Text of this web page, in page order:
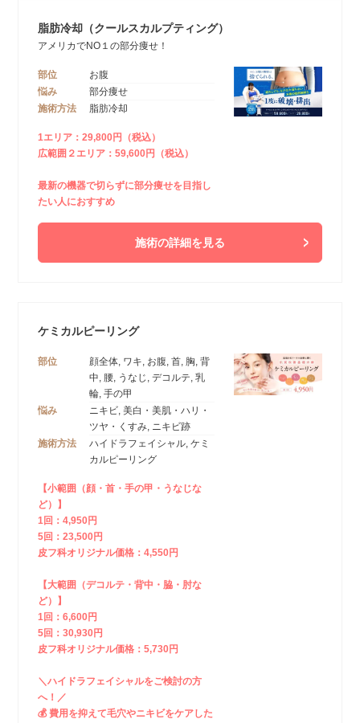
脂肪冷却（クールスカルプティング）
アメリカでNO１の部分痩せ！
部位
お腹
悩み
部分痩せ
施術方法
脂肪冷却
1エリア：29,800円（税込）
広範囲２エリア：59,600円（税込）
最新の機器で切らずに部分痩せを目指し
たい人におすすめ
施術の詳細を見る
ケミカルピーリング
部位
顔全体, ワキ, お腹, 首, 胸, 背
中, 腰, うなじ, デコルテ, 乳
輪, 手の甲
悩み
ニキビ, 美白・美肌・ハリ・
ツヤ・くすみ, ニキビ跡
施術方法
ハイドラフェイシャル, ケミ
カルピーリング
【小範囲（顔・首・手の甲・うなじな
ど）】
1回：4,950円
5回：23,500円
皮フ科オリジナル価格：4,550円
【大範囲（デコルテ・背中・脇・肘な
ど）】
1回：6,600円
5回：30,930円
皮フ科オリジナル価格：5,730円
＼ハイドラフェイシャルをご検討の方
へ！／
💰 費用を抑えて毛穴やニキビをケアした